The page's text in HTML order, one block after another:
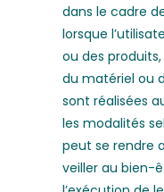
dans le cadre
lorsque
ou des
du matériel ou
sont réalisées
les modalités
peut se rendre
veiller au bien-